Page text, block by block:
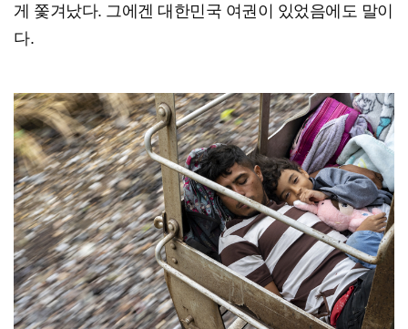
게 쫓겨났다. 그에겐 대한민국 여권이 있었음에도 말이
다.